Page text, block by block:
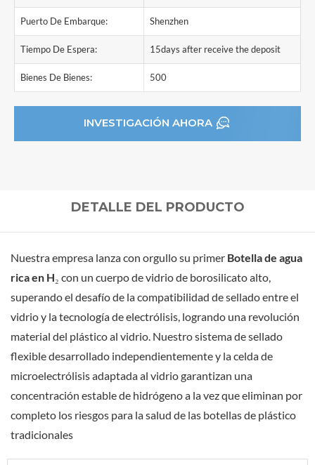
Puerto De Embarque: Shenzhen
Tiempo De Espera: 15days after receive the deposit
Bienes De Bienes: 500
INVESTIGACIÓN AHORA
DETALLE DEL PRODUCTO
Nuestra empresa lanza con orgullo su primer Botella de agua
rica en H₂ con un cuerpo de vidrio de borosilicato alto,
superando el desafío de la compatibilidad de sellado entre el
vidrio y la tecnología de electrólisis, logrando una revolución
material del plástico al vidrio. Nuestro sistema de sellado
flexible desarrollado independientemente y la celda de
microelectrólisis adaptada al vidrio garantizan una
concentración estable de hidrógeno a la vez que eliminan por
completo los riesgos para la salud de las botellas de plástico
tradicionales